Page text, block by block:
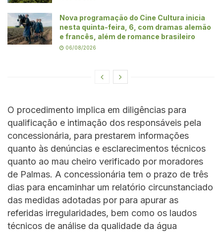
Nova programação do Cine Cultura inicia
nesta quinta-feira, 6, com dramas alemão
e francês, além de romance brasileiro
06/08/2026
O procedimento implica em diligências para
qualificação e intimação dos responsáveis pela
concessionária, para prestarem informações
quanto às denúncias e esclarecimentos técnicos
quanto ao mau cheiro verificado por moradores
de Palmas. A concessionária tem o prazo de três
dias para encaminhar um relatório circunstanciado
das medidas adotadas por para apurar as
referidas irregularidades, bem como os laudos
técnicos de análise da qualidade da água